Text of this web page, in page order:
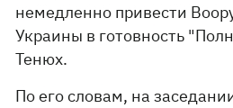
немедленно привести
Украины в готовность
Тенюх.
По его словам, на